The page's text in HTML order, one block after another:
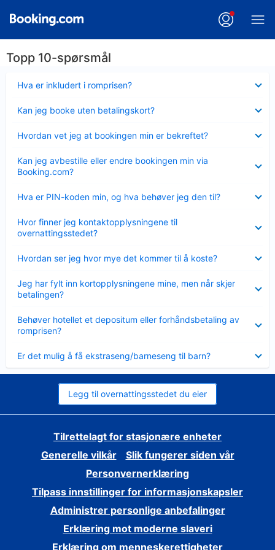
Topp 10-spørsmål
Hva er inkludert i romprisen?
mindre
Kan jeg booke uten betalingskort?
mindre
Hvordan vet jeg at bookingen min er bekreftet?
mindre
Kan jeg avbestille eller endre bookingen min via
Booking.com?
mindre
Hva er PIN-koden min, og hva behøver jeg den til?
mindre
Hvor finner jeg kontaktopplysningene til
overnattingsstedet?
mindre
Hvordan ser jeg hvor mye det kommer til å koste?
mindre
Jeg har fylt inn kortopplysningene mine, men når skjer
betalingen?
mindre
Behøver hotellet et depositum eller forhåndsbetaling av
romprisen?
mindre
Er det mulig å få ekstraseng/barneseng til barn?
mindre
Legg til overnattingsstedet du eier
Tilrettelagt for stasjonære enheter
Generelle vilkår
Slik fungerer siden vår
Personvernerklæring
Tilpass innstillinger for informasjonskapsler
Administrer personlige anbefalinger
Erklæring mot moderne slaveri
Erklæring om menneskerettigheter